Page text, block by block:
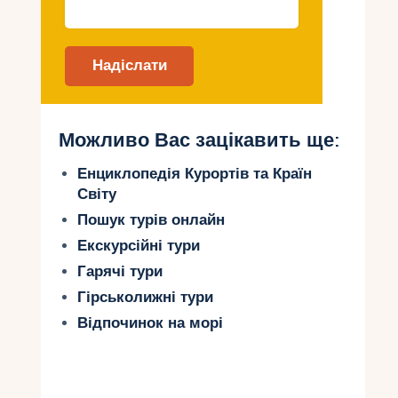
кафе та парковок полегшує відпочинок
Найкращі пляжі для дітей на
Сейшелах
1. Бо-Валлон (Мае)
Бо-Валлон – найпопулярніший пляж на острові
Мае. Він підходить як для відпочинку з дітьми,
так і активних розваг.
Чому вибрати Бо-Валлон?
Широкий та довгий пляж з м’яким
Пологий вхід у воду, що ідеально
Можливо Вас зацікавить ще:
Енциклопедія Курортів та Країн
Світу
Пошук турів онлайн
Екскурсійні тури
Гарячі тури
Гірськолижні тури
Відпочинок на морі